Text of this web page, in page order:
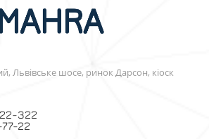
Львівське шосе, ринок Дарсон, кіоск
322
22